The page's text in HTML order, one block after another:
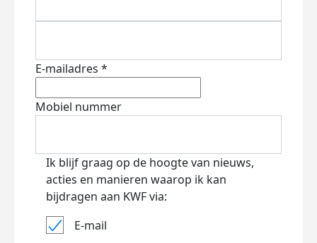
E-mailadres *
Mobiel nummer
Ik blijf graag op de hoogte van nieuws,
acties en manieren waarop ik kan
bijdragen aan KWF via:
E-mail